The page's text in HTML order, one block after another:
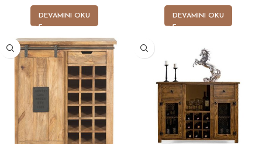
DEVAMINI OKU DEVAMINI OKU